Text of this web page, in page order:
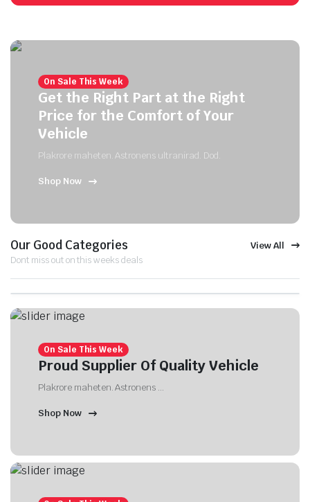
On Sale This Week
Get the Right Part at the Right
Price for the Comfort of Your
Vehicle
Plakrore maheten. Astronens ultranirad. Dod.
Shop Now
Our Good Categories
Dont miss out on this weeks deals
View All
On Sale This Week
Proud Supplier Of Quality Vehicle
Plakrore maheten. Astronens ...
Shop Now